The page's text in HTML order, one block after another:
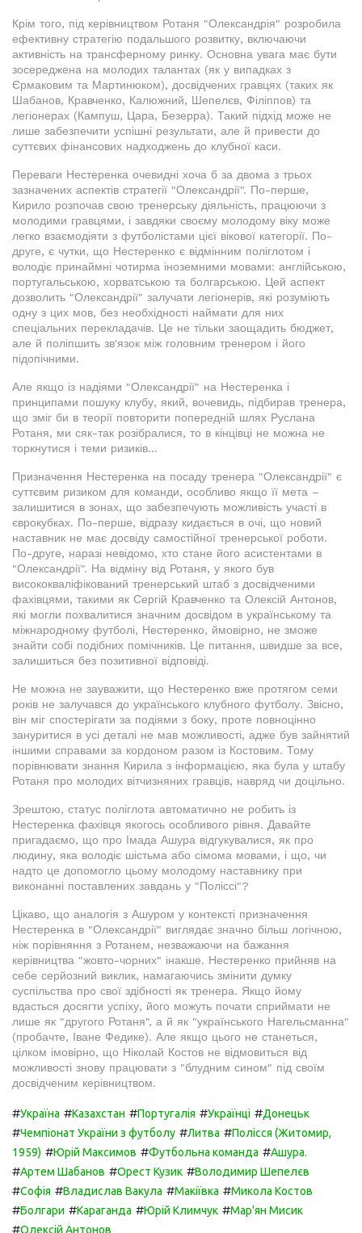
Крім того, під керівництвом Ротаня "Олександрія" розробила
ефективну стратегію подальшого розвитку, включаючи
активність на трансферному ринку. Основна увага має бути
зосереджена на молодих талантах (як у випадках з
Єрмаковим та Мартинюком), досвідчених гравцях (таких як
Шабанов, Кравченко, Калюжний, Шепелєв, Філіппов) та
легіонерах (Кампуш, Цара, Безерра). Такий підхід може не
лише забезпечити успішні результати, але й привести до
суттєвих фінансових надходжень до клубної каси.
Переваги Нестеренка очевидні хоча б за двома з трьох
зазначених аспектів стратегії "Олександрії". По-перше,
Кирило розпочав свою тренерську діяльність, працюючи з
молодими гравцями, і завдяки своєму молодому віку може
легко взаємодіяти з футболістами цієї вікової категорії. По-
друге, є чутки, що Нестеренко є відмінним поліглотом і
володіє принаймні чотирма іноземними мовами: англійською,
португальською, хорватською та болгарською. Цей аспект
дозволить "Олександрії" залучати легіонерів, які розуміють
одну з цих мов, без необхідності наймати для них
спеціальних перекладачів. Це не тільки заощадить бюджет,
але й поліпшить зв'язок між головним тренером і його
підопічними.
Але якщо із надіями "Олександрії" на Нестеренка і
принципами пошуку клубу, який, вочевидь, підбирав тренера,
що зміг би в теорії повторити попередній шлях Руслана
Ротаня, ми сяк-так розібралися, то в кінцівці не можна не
торкнутися і теми ризиків...
Призначення Нестеренка на посаду тренера "Олександрії" є
суттєвим ризиком для команди, особливо якщо її мета –
залишитися в зонах, що забезпечують можливість участі в
єврокубках. По-перше, відразу кидається в очі, що новий
наставник не має досвіду самостійної тренерської роботи.
По-друге, наразі невідомо, хто стане його асистентами в
"Олександрії". На відміну від Ротаня, у якого був
висококваліфікований тренерський штаб з досвідченими
фахівцями, такими як Сергій Кравченко та Олексій Антонов,
які могли похвалитися значним досвідом в українському та
міжнародному футболі, Нестеренко, ймовірно, не зможе
знайти собі подібних помічників. Це питання, швидше за все,
залишиться без позитивної відповіді.
Не можна не зауважити, що Нестеренко вже протягом семи
років не залучався до українського клубного футболу. Звісно,
він міг спостерігати за подіями з боку, проте повноцінно
зануритися в усі деталі не мав можливості, адже був зайнятий
іншими справами за кордоном разом із Костовим. Тому
порівнювати знання Кирила з інформацією, яка була у штабу
Ротаня про молодих вітчизняних гравців, навряд чи доцільно.
Зрештою, статус поліглота автоматично не робить із
Нестеренка фахівця якогось особливого рівня. Давайте
пригадаємо, що про Імада Ашура відгукувалися, як про
людину, яка володіє шістьма або сімома мовами, і що, чи
надто це допомогло цьому молодому наставнику при
виконанні поставлених завдань у "Поліссі"?
Цікаво, що аналогія з Ашуром у контексті призначення
Нестеренка в "Олександрії" виглядає значно більш логічною,
ніж порівняння з Ротанем, незважаючи на бажання
керівництва "жовто-чорних" інакше. Нестеренко прийняв на
себе серйозний виклик, намагаючись змінити думку
суспільства про свої здібності як тренера. Якщо йому
вдасться досягти успіху, його можуть почати сприймати не
лише як "другого Ротаня", а й як "українського Нагельсманна"
(пробачте, Іване Федике). Але якщо цього не станеться,
цілком імовірно, що Ніколай Костов не відмовиться від
можливості знову працювати з "блудним сином" під своїм
досвідченим керівництвом.
#Україна #Казахстан #Португалія #Українці #Донецьк
#Чемпіонат України з футболу #Литва #Полісся (Житомир,
1959) #Юрій Максимов #Футбольна команда #Ашура.
#Артем Шабанов #Орест Кузик #Володимир Шепелєв
#Софія #Владислав Вакула #Макіївка #Микола Костов
#Болгари #Караганда #Юрій Климчук #Мар'ян Мисик
#Олексій Антонов